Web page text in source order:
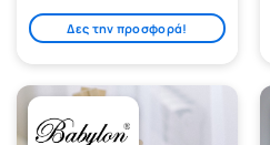
Δες την προσφορά!